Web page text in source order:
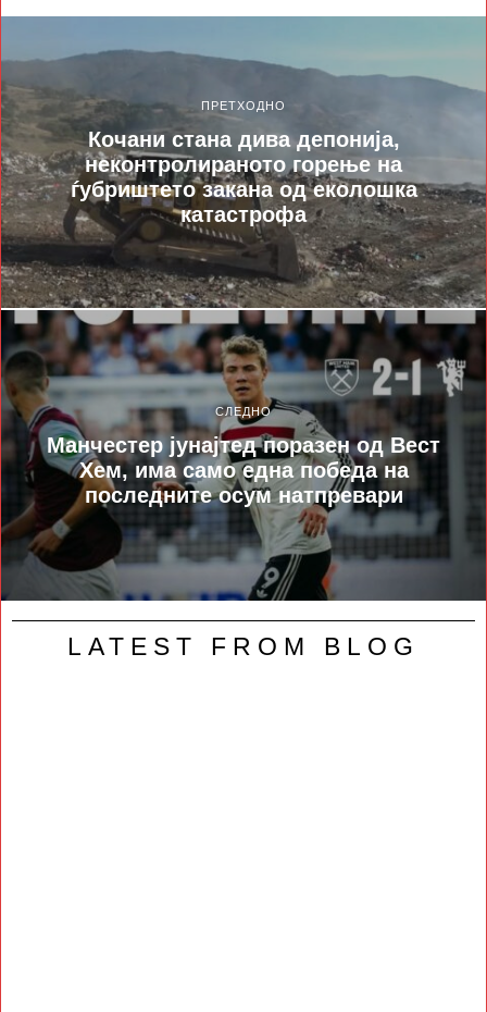
ПРЕТХОДНО
Кочани стана дива депонија,
неконтролираното горење на
ѓубриштето закана од еколошка
катастрофа
СЛЕДНО
Манчестер јунајтед поразен од Вест
Хем, има само една победа на
последните осум натпревари
LATEST FROM BLOG